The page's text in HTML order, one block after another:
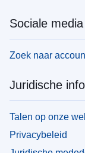
Sociale media
Zoek naar
Juridische
Talen op onze
Privacybeleid